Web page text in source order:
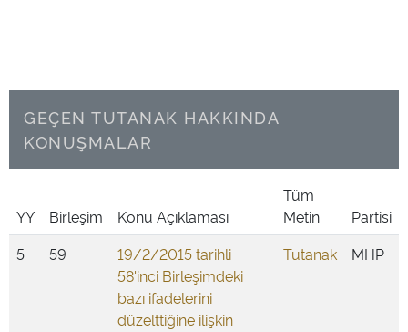
GEÇEN TUTANAK HAKKINDA
KONUŞMALAR
YY Birleşim Konu Açıklaması
Tüm
Metin
Partisi
5
59
19/2/2015 tarihli
58'inci Birleşimdeki
bazı ifadelerini
düzelttiğine ilişkin
Tutanak MHP